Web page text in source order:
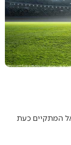
המתקיים כעת